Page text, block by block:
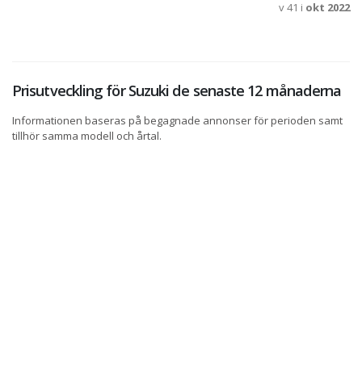
v 41 i okt 2022
Prisutveckling för Suzuki de senaste 12 månaderna
Informationen baseras på begagnade annonser för perioden samt
tillhör samma modell och årtal.